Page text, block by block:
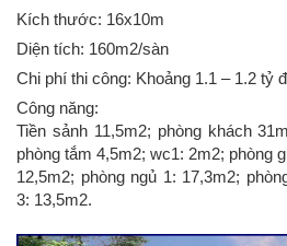
Kích thước: 16x10m
Diện tích: 160m2/sàn
Chi phí thi công: Khoảng 1.1 – 1.2 tỷ
Công năng:
Tiền sảnh 11,5m2; phòng khách
phòng tắm 4,5m2; wc1: 2m2; phòng
12,5m2; phòng ngủ 1: 17,3m2;
3: 13,5m2.